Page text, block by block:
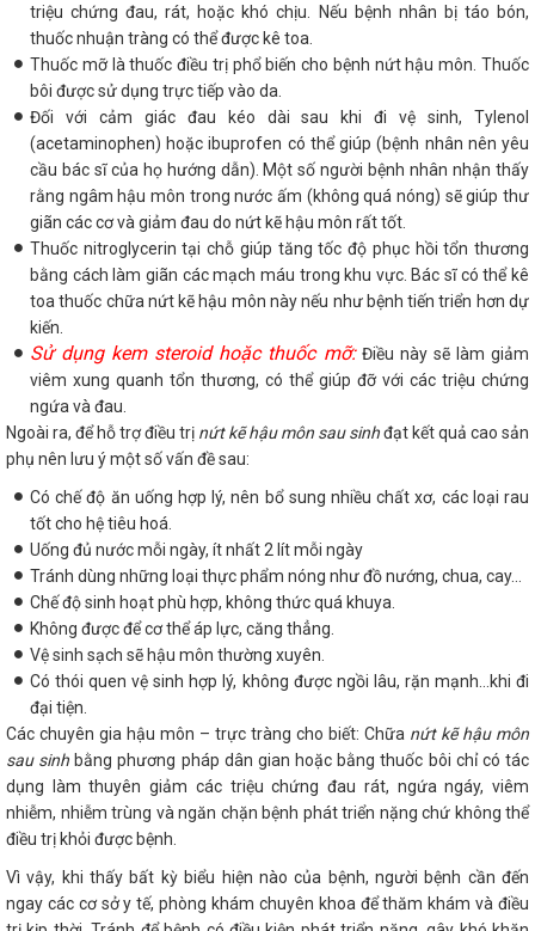
triệu chứng đau, rát, hoặc khó chịu. Nếu bệnh nhân bị táo bón,
thuốc nhuận tràng có thể được kê toa.
Thuốc mỡ là thuốc điều trị phổ biến cho bệnh nứt hậu môn. Thuốc
bôi được sử dụng trực tiếp vào da.
Đối với cảm giác đau kéo dài sau khi đi vệ sinh, Tylenol
(acetaminophen) hoặc ibuprofen có thể giúp (bệnh nhân nên yêu
cầu bác sĩ của họ hướng dẫn). Một số người bệnh nhân nhận thấy
rằng ngâm hậu môn trong nước ấm (không quá nóng) sẽ giúp thư
giãn các cơ và giảm đau do nứt kẽ hậu môn rất tốt.
Thuốc nitroglycerin tại chỗ giúp tăng tốc độ phục hồi tổn thương
bằng cách làm giãn các mạch máu trong khu vực. Bác sĩ có thể kê
toa thuốc chữa nứt kẽ hậu môn này nếu như bệnh tiến triển hơn dự
kiến.
Sử dụng kem steroid hoặc thuốc mỡ:Điều này sẽ làm giảm
viêm xung quanh tổn thương, có thể giúp đỡ với các triệu chứng
ngứa và đau.
Ngoài ra, để hỗ trợ điều trị nứt kẽ hậu môn sau sinhđạt kết quả cao sản
phụ nên lưu ý một số vấn đề sau:
Có chế độ ăn uống hợp lý, nên bổ sung nhiều chất xơ, các loại rau
tốt cho hệ tiêu hoá.
Uống đủ nước mỗi ngày, ít nhất 2 lít mỗi ngày
Tránh dùng những loại thực phẩm nóng như đồ nướng, chua, cay…
Chế độ sinh hoạt phù hợp, không thức quá khuya.
Không được để cơ thể áp lực, căng thẳng.
Vệ sinh sạch sẽ hậu môn thường xuyên.
Có thói quen vệ sinh hợp lý, không được ngồi lâu, rặn mạnh…khi đi
đại tiện.
Các chuyên gia hậu môn – trực tràng cho biết: Chữa nứt kẽ hậu môn
sau sinh bằng phương pháp dân gian hoặc bằng thuốc bôi chỉ có tác
dụng làm thuyên giảm các triệu chứng đau rát, ngứa ngáy, viêm
nhiễm, nhiễm trùng và ngăn chặn bệnh phát triển nặng chứ không thể
điều trị khỏi được bệnh.
Vì vậy, khi thấy bất kỳ biểu hiện nào của bệnh, người bệnh cần đến
ngay các cơ sở y tế, phòng khám chuyên khoa để thăm khám và điều